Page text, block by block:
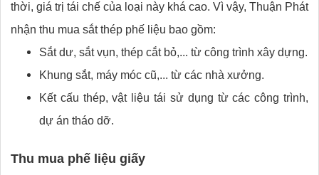
thời, giá trị tái chế của loại này khá cao. Vì vậy, Thuận Phát
nhận thu mua sắt thép phế liệu bao gồm:
Sắt dư, sắt vụn, thép cắt bỏ,... từ công trình xây dựng.
Khung sắt, máy móc cũ,... từ các nhà xưởng.
Kết cấu thép, vật liệu tái sử dụng từ các công trình,
dự án tháo dỡ.
Thu mua phế liệu giấy